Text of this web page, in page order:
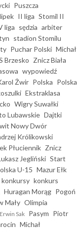
Puszcza
II liga Stomil II
liga sędzia arbiter
stadion Stomilu
Puchar Polski Michał
Brzesko Znicz Biała
wypowiedź
Żwir Polska Polska
Ekstraklasa
Wigry Suwałki
Lubawskie Dajtki
Nowy Dwór
Królikowski
Płuciennik Znicz
Jegliński Start
U-15 Mazur Ełk
konkursy konkurs
Huragan Morąg Pogoń
Mały Olimpia
Erwin Sak Pasym Piotr
Michał